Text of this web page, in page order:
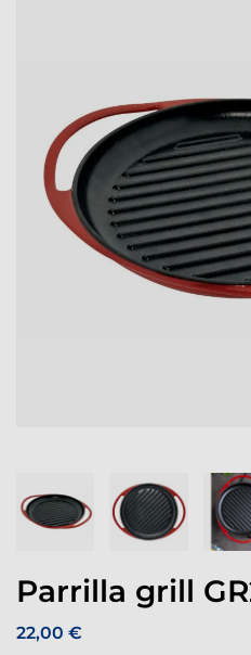
Parrilla grill
22,00 €